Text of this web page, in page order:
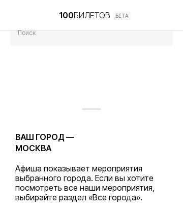
Поиск
ВАШ ГОРОД —
МОСКВА
Афиша показывает мероприятия
выбранного города. Если вы хотите
посмотреть все наши мероприятия,
выбирайте раздел «Все города».
100БИЛЕТОВ БЕТА